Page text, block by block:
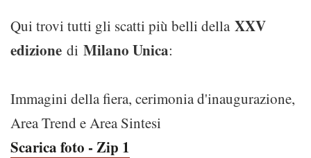
Qui trovi tutti gli scatti più belli della XXV
edizione di Milano Unica:
Immagini della fiera, cerimonia d'inaugurazione,
Area Trend e Area Sintesi
Scarica foto - Zip 1